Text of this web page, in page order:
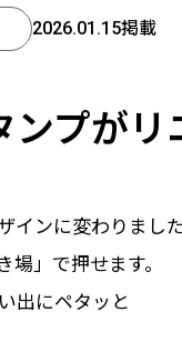
2026.01.15掲載
プがリ
インに変わりました
場」で押せます。
出にペタッと